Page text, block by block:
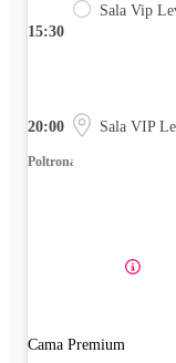
15:30
Sala Vip
20:00 Sala VIP
Poltrona
Cama Premium